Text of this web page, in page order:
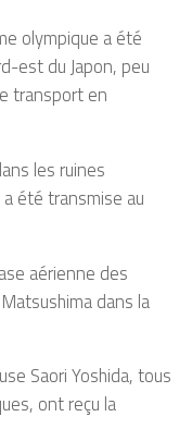
olympique a été
est du Japon, peu
transport en
les ruines
été transmise au
aérienne des
dans la
Saori Yoshida, tous
ont reçu la